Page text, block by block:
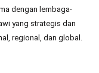
dengan lembaga-
yang strategis dan
regional, dan global.